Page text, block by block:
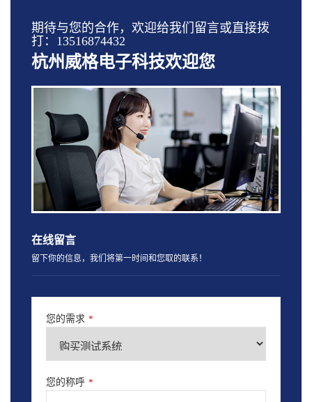
期待与您的合作，欢迎给我们留言或直接拨
打：13516874432
杭州威格电子科技欢迎您
在线留言
留下你的信息，我们将第一时间和您取的联系！
您的需求 *
您的称呼 *